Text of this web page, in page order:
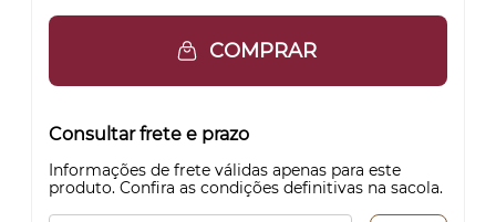
COMPRAR
Consultar frete e prazo
Informações de frete válidas apenas para este
produto. Confira as condições definitivas na sacola.